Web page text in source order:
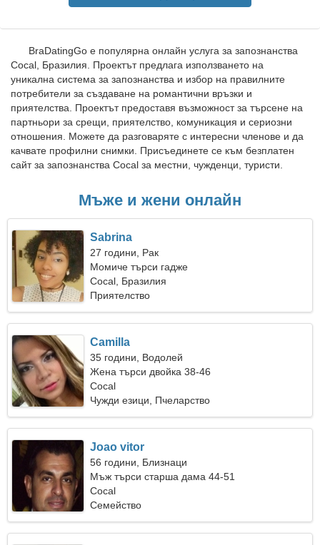
BraDatingGo е популярна онлайн услуга за запознанства
Cocal, Бразилия. Проектът предлага използването на
уникална система за запознанства и избор на правилните
потребители за създаване на романтични връзки и
приятелства. Проектът предоставя възможност за търсене на
партньори за срещи, приятелство, комуникация и сериозни
отношения. Можете да разговаряте с интересни членове и да
качвате профилни снимки. Присъединете се към безплатен
сайт за запознанства Cocal за местни, чужденци, туристи.
Мъже и жени онлайн
Sabrina
27 години, Рак
Момиче търси гадже
Cocal, Бразилия
Приятелство
Camilla
35 години, Водолей
Жена търси двойка 38-46
Cocal
Чужди езици, Пчеларство
Joao vitor
56 години, Близнаци
Мъж търси старша дама 44-51
Cocal
Семейство